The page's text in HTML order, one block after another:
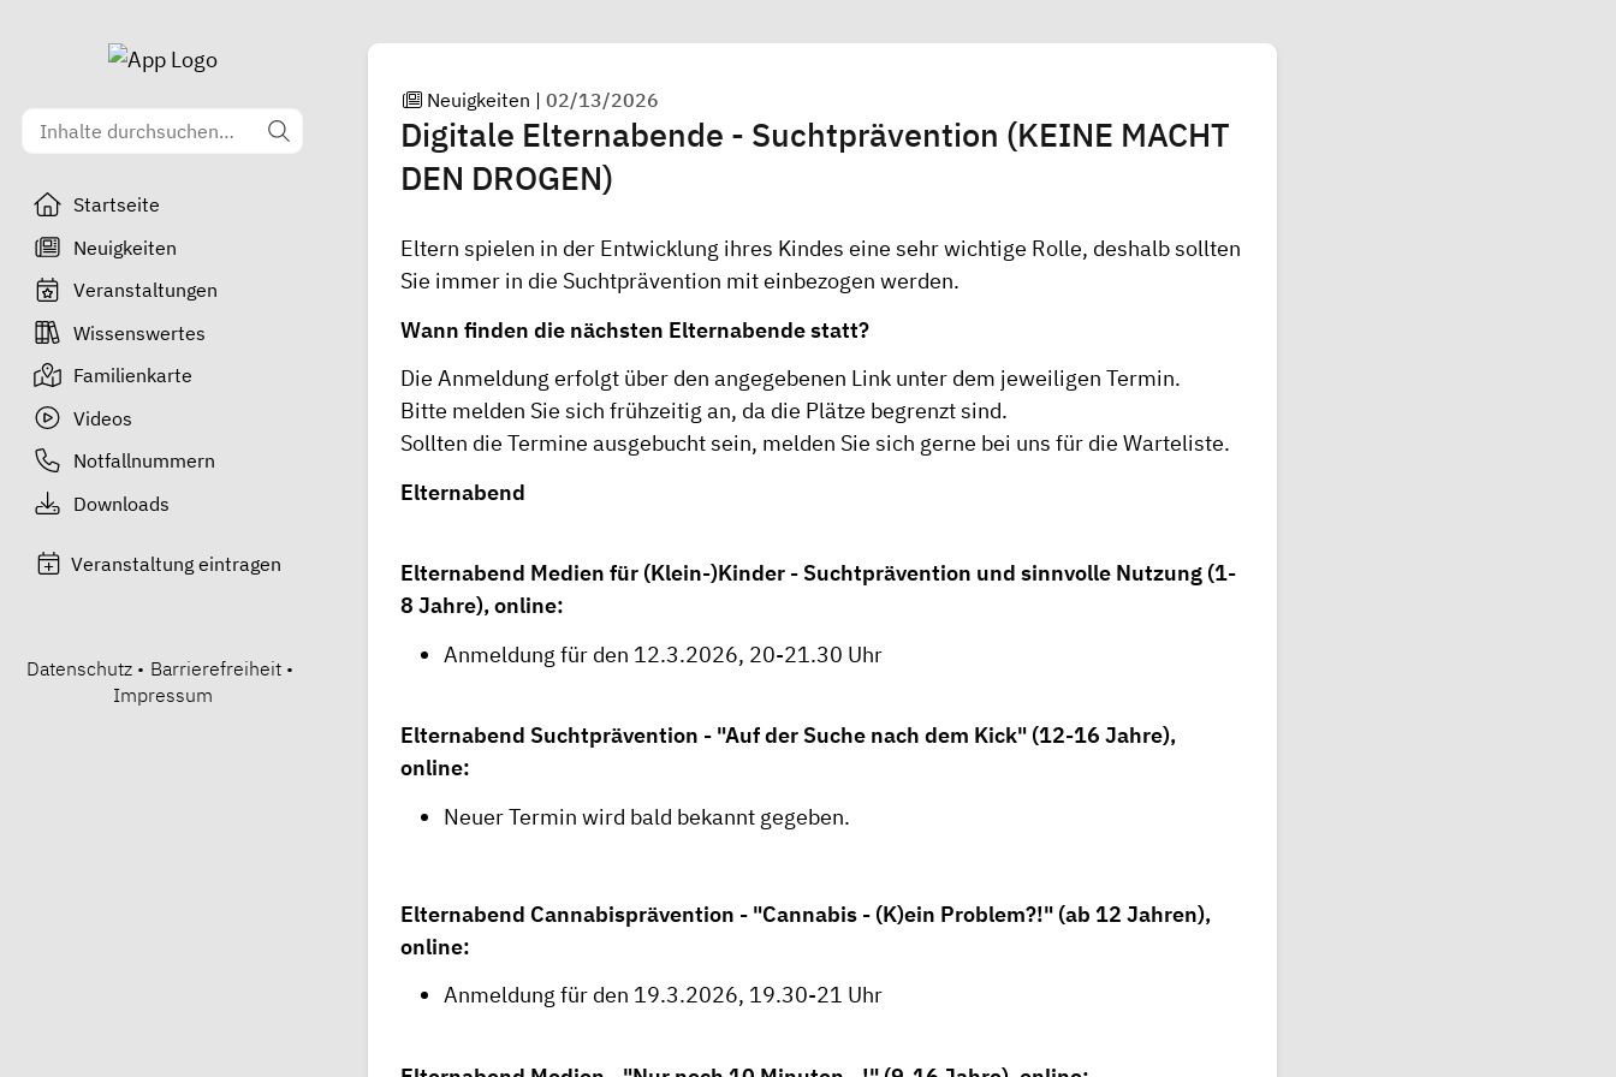
Startseite
Neuigkeiten
Veranstaltungen
Wissenswertes
Familienkarte
Videos
Notfallnummern
Downloads
Veranstaltung eintragen
Datenschutz • Barrierefreiheit •
Impressum
Neuigkeiten |02/13/2026
Digitale Elternabende - Suchtprävention (KEINE MACHT
DEN DROGEN)
Eltern spielen in der Entwicklung ihres Kindes eine sehr wichtige Rolle, deshalb sollten
Sie immer in die Suchtprävention mit einbezogen werden.
Wann finden die nächsten Elternabende statt?
Die Anmeldung erfolgt über den angegebenen Link unter dem jeweiligen Termin.
Bitte melden Sie sich frühzeitig an, da die Plätze begrenzt sind.
Sollten die Termine ausgebucht sein, melden Sie sich gerne bei uns für die Warteliste.
Elternabend
Elternabend Medien für (Klein-)Kinder - Suchtprävention und sinnvolle Nutzung (1-
8 Jahre), online:
Anmeldung für den 12.3.2026, 20-21.30 Uhr
Elternabend Suchtprävention - "Auf der Suche nach dem Kick" (12-16 Jahre),
online:
Neuer Termin wird bald bekannt gegeben.
Elternabend Cannabisprävention - "Cannabis - (K)ein Problem?!" (ab 12 Jahren),
online:
Anmeldung für den 19.3.2026, 19.30-21 Uhr